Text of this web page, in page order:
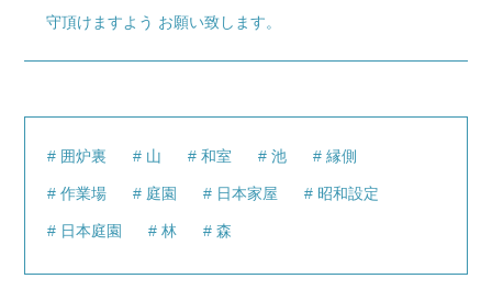
守頂けますよう お願い致します。
囲炉裏 山 和室 池 縁側
作業場 庭園 日本家屋 昭和設定
日本庭園 林 森